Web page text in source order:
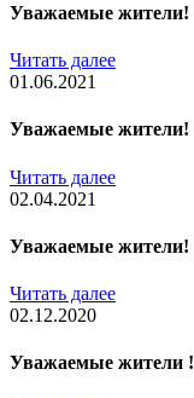
Уважаемые жители!
Читать далее
01.06.2021
Уважаемые жители!
Читать далее
02.04.2021
Уважаемые жители!
Читать далее
02.12.2020
Уважаемые жители !